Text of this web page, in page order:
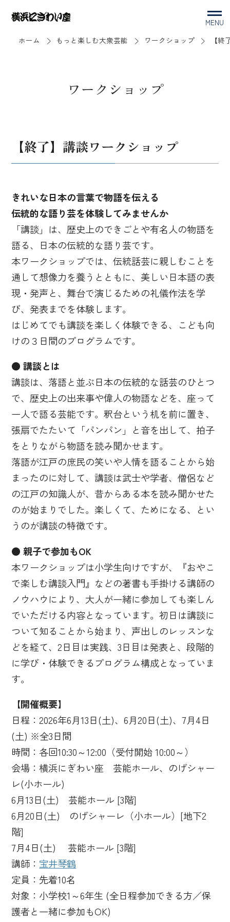
MENU
ホーム
もっと楽しむ大衆芸能 ワークショップ 【
ワークショップ
【終了】講談ワークショップ
きれいな日本の言葉で物語を伝える
伝統的な語り芸を体験してみませんか
「講談」は、歴史上のできごとや有名人の物語を
語る、日本の伝統的な語り芸です。
本ワークショップでは、伝統話芸に親しむことを
通して想像力を養うとともに、美しい日本語の表
現・発声と、舞台で演じるための礼儀作法を学
び、発表までを体験します。
はじめてでも講談を楽しく体験できる、こども向
けの３日間のプログラムです。
● 講談とは
講談は、落語と並ぶ日本の伝統的な話芸のひとつ
で、歴史上の出来事や偉人の物語などを、座って
一人で語る芸能です。釈台という机を前に置き、
張扇でたたいて「パンパン」と音を出して、拍子
をとりながら物語を読み聞かせます。
落語が江戸の庶民の笑いや人情を語ることから始
まったのに対して、講談は武士や学者、僧侶など
の江戸の知識人が、昔からある本を読み聞かせた
のが始まりでした。楽しくて、ためになる、とい
うのが講談の特徴です。
● 親子で参加もOK
本ワークショップは小学生向けですが、『おやこ
で楽しむ講談入門』などの著書も手掛ける講師の
ノウハウにより、大人が一緒に参加しても楽しん
でいただける内容となっています。初日は講談に
ついて知ることから始まり、声出しのレッスンな
どを経て、2日目は実践、3日目は発表と、段階的
に学び・体験できるプログラム構成となっていま
す。
【開催概要】
日程：2026年6月13日(土)、6月20日(土)、7月4日
(土) ※全3日間
時間：各回10:30～12:00（受付開始 10:00～）
会場：横浜にぎわい座 芸能ホール、のげシャー
レ(小ホール)
6月13日(土) 芸能ホール [3階]
6月20日(土) のげシャーレ（小ホール）[地下2
階]
7月4日(土) 芸能ホール [3階]
講師： 宝井琴鶴
定員：先着10名
対象：小学校1～6年生 (全日程参加できる方／保
護者と一緒に参加もOK)